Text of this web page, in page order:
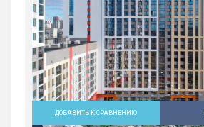
ДОБАВИТЬ К СРАВНЕНИЮ